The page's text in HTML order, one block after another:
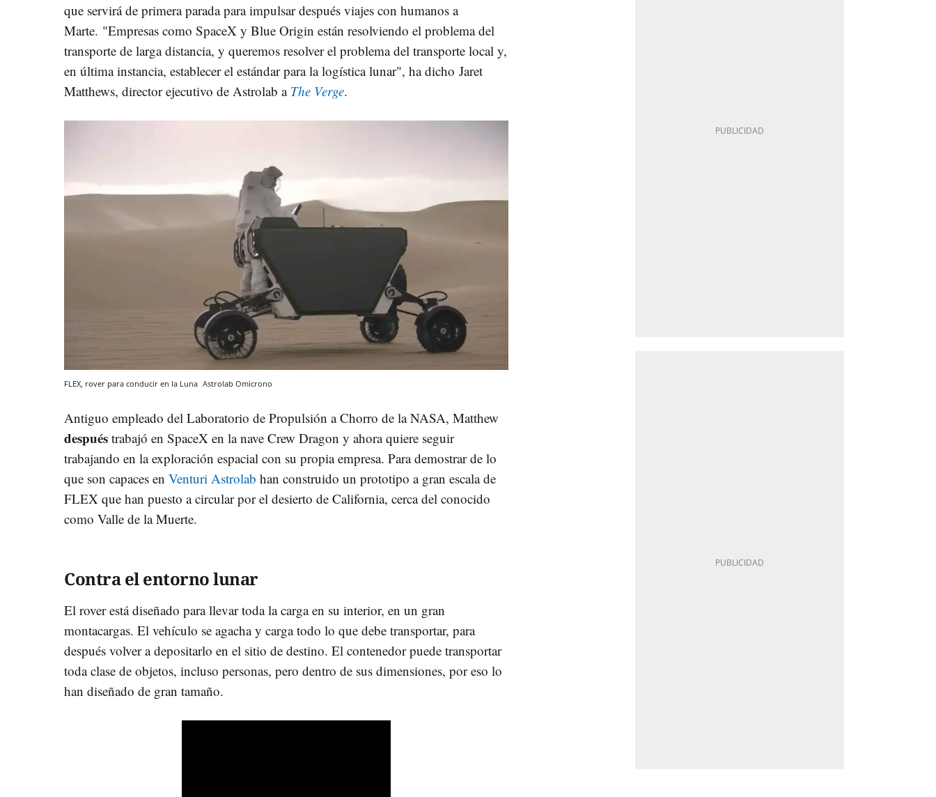
que servirá de primera parada para impulsar después viajes con humanos a
Marte. "Empresas como SpaceX y Blue Origin están resolviendo el problema del
transporte de larga distancia, y queremos resolver el problema del transporte local y,
en última instancia, establecer el estándar para la logística lunar", ha dicho Jaret
Matthews, director ejecutivo de Astrolab a The Verge.
FLEX, rover para conducir en la Luna Astrolab Omicrono
Antiguo empleado del Laboratorio de Propulsión a Chorro de la NASA, Matthew
después trabajó en SpaceX en la nave Crew Dragon y ahora quiere seguir
trabajando en la exploración espacial con su propia empresa. Para demostrar de lo
que son capaces en Venturi Astrolab han construido un prototipo a gran escala de
FLEX que han puesto a circular por el desierto de California, cerca del conocido
como Valle de la Muerte.
Contra el entorno lunar
El rover está diseñado para llevar toda la carga en su interior, en un gran
montacargas. El vehículo se agacha y carga todo lo que debe transportar, para
después volver a depositarlo en el sitio de destino. El contenedor puede transportar
toda clase de objetos, incluso personas, pero dentro de sus dimensiones, por eso lo
han diseñado de gran tamaño.